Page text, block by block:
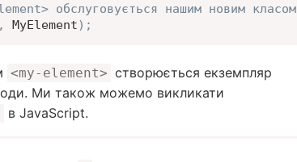
обслуговується нашим новим класом
, MyElement) ;
<my-element> створюється екземпляр
Ми також можемо викликати
в JavaScript.